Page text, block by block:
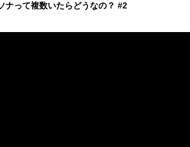
ナって複数いたらどうなの？ #2